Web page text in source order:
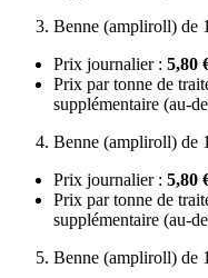
Benne (ampliroll) de
Prix journalier : 5,80
Prix par tonne de
supplémentaire (au-
Benne (ampliroll) de
Prix journalier : 5,80
Prix par tonne de
supplémentaire (au-
Benne (ampliroll) de